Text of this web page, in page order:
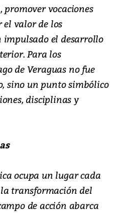
promover vocaciones
el valor de los
impulsado el desarrollo
Para los
de Veraguas no fue
sino un punto simbólico
disciplinas y
ocupa un lugar cada
transformación del
de acción abarca